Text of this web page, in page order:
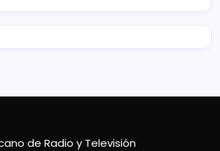
de Radio y Televisión